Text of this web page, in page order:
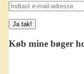
Indtast
e-
mail-
adresse
Køb mine bøger